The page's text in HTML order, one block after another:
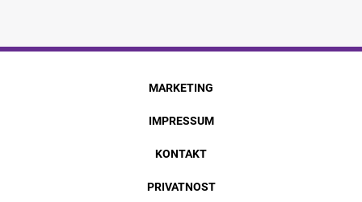
MARKETING
IMPRESSUM
KONTAKT
PRIVATNOST